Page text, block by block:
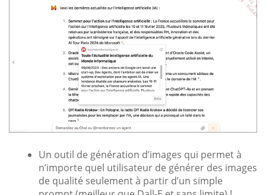
Un outil de génération d’images qui permet à
n’importe quel utilisateur de générer des images
de qualité seulement à partir d’un simple